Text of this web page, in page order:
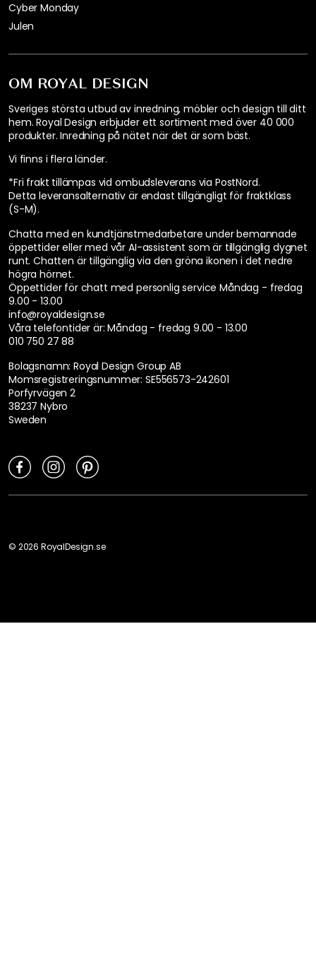
OM ROYAL DESIGN
Sveriges största utbud av inredning, möbler och design till ditt
hem. Royal Design erbjuder ett sortiment med över 40 000
produkter. Inredning på nätet när det är som bäst.
Vi finns i flera länder.
*Fri frakt tillämpas vid ombudsleverans via PostNord.
Detta leveransalternativ är endast tillgängligt för fraktklass
(S-M).
Chatta med en kundtjänstmedarbetare under bemannade
öppettider eller med vår AI-assistent som är tillgänglig dygnet
runt. Chatten är tillgänglig via den gröna ikonen i det nedre
högra hörnet.
Öppettider för chatt med personlig service Måndag - fredag
9.00 - 13.00
info@royaldesign.se
Våra telefontider är: Måndag - fredag 9.00 - 13.00
010 750 27 88
Bolagsnamn: Royal Design Group AB
Momsregistreringsnummer: SE556573-242601
Porfyrvägen 2
38237 Nybro
Sweden
Cyber Monday
Julen